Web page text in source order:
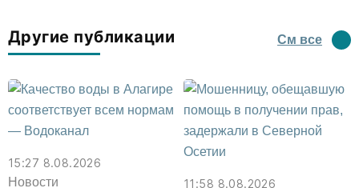
Другие публикации См все
15:27 8.08.2026
Новости
11:58 8.08.2026